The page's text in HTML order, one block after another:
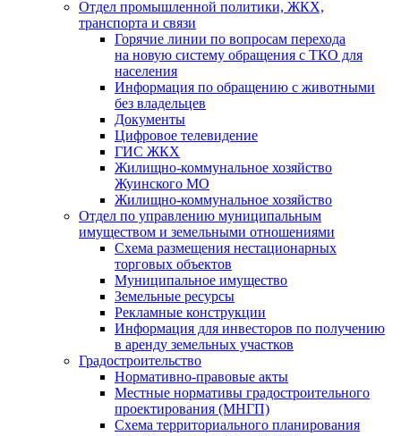
Отдел промышленной политики, ЖКХ,
транспорта и связи
Горячие линии по вопросам перехода
на новую систему обращения с ТКО для
населения
Информация по обращению с животными
без владельцев
Документы
Цифровое телевидение
ГИС ЖКХ
Жилищно-коммунальное хозяйство
Жуинского МО
Жилищно-коммунальное хозяйство
Отдел по управлению муниципальным
имуществом и земельными отношениями
Схема размещения нестационарных
торговых объектов
Муниципальное имущество
Земельные ресурсы
Рекламные конструкции
Информация для инвесторов по получению
в аренду земельных участков
Градостроительство
Нормативно-правовые акты
Местные нормативы градостроительного
проектирования (МНГП)
Схема территориального планирования